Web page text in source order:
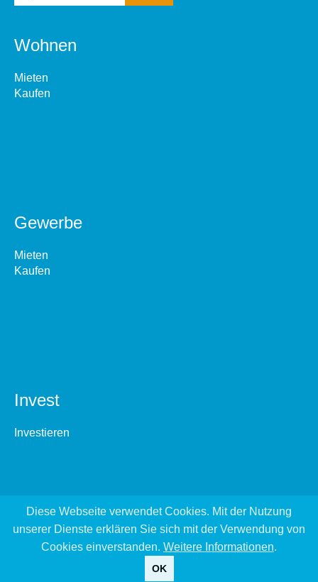
Wohnen
Mieten
Kaufen
Gewerbe
Mieten
Kaufen
Invest
Investieren
Diese Webseite verwendet Cookies. Mit der Nutzung
unserer Dienste erklären Sie sich mit der Verwendung von
Cookies einverstanden. Weitere Informationen.
OK